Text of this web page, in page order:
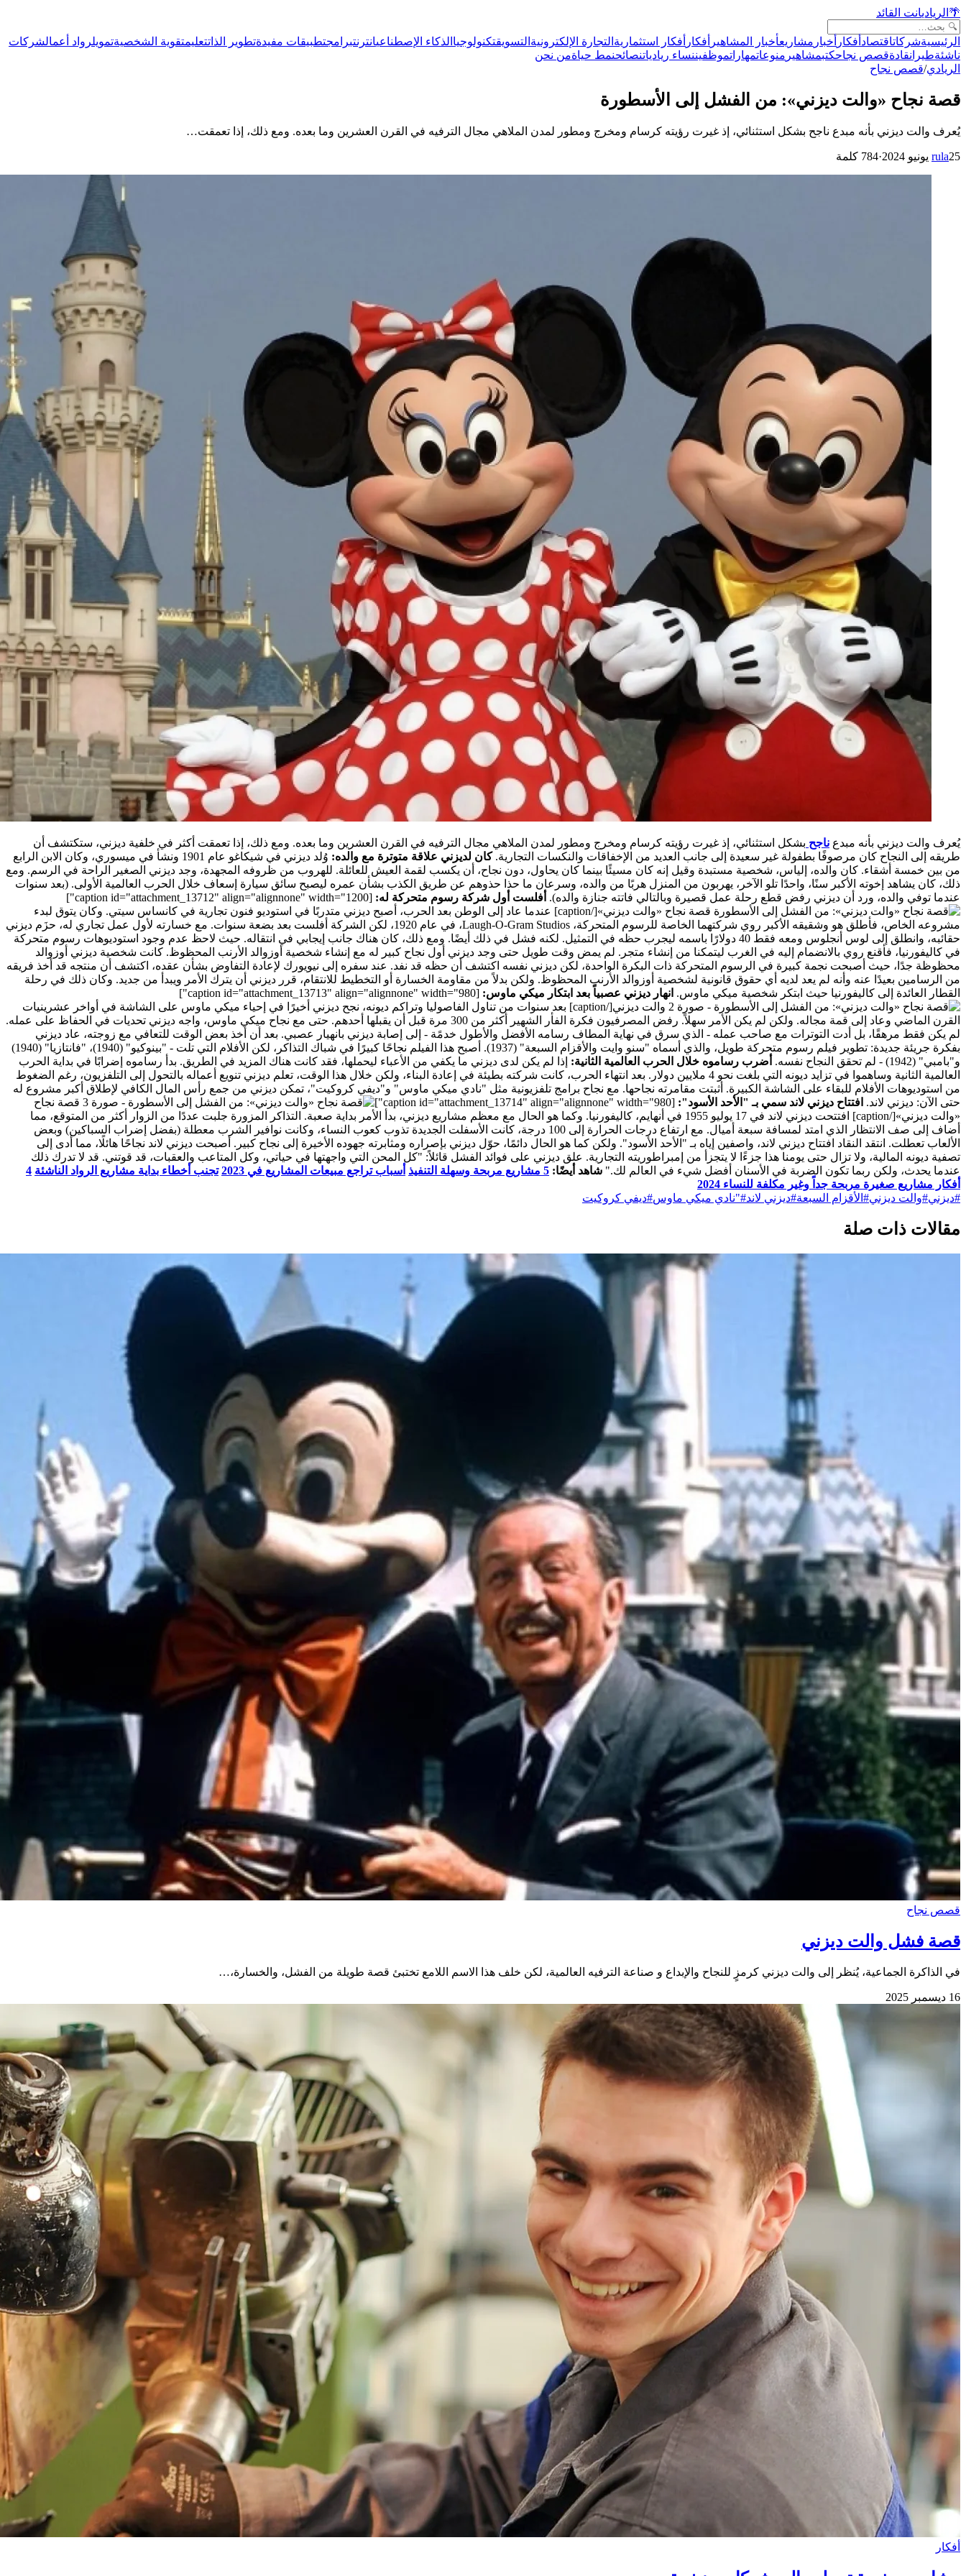
🌴 الرياديانت القائد
الرئيسيةشركاتاقتصاد أفكار أخبار مشاريعأخبار المشاهير أفكار أفكار استثمارية التجارة الإلكترونية التسويقتكنولوجيا الذكاء الإصطناعيانترنتبرامجتطبيقات مفيدةتطوير الذاتتعليمتقوية الشخصيةتمويلرواد أعمالشركات
ناشئةطيرانقادةقصص نجاحكتبمشاهير منوعاتمهاراتموظفيننساء ريادياتنصائحنمط حياةمن نحن
الريادي/قصص نجاح
قصة نجاح «والت ديزني»: من الفشل إلى الأسطورة
يُعرف والت ديزني بأنه مبدع ناجح بشكل استثنائي، إذ غيرت رؤيته كرسام ومخرج ومطور لمدن الملاهي مجال الترفيه في القرن العشرين وما بعده. ومع ذلك، إذا تعمقت…
rula25 يونيو 2024 ·
784 كلمة
يُعرف والت ديزني بأنه مبدع ناجح بشكل استثنائي، إذ غيرت رؤيته كرسام ومخرج ومطور لمدن الملاهي مجال الترفيه في القرن العشرين وما بعده. ومع ذلك، إذا تعمقت أكثر في خلفية ديزني، ستكتشف أن
طريقه إلى النجاح كان مرصوفًا بطفولة غير سعيدة إلى جانب العديد من الإخفاقات والنكسات التجارية. كان لديزني علاقة متوترة مع والده:
وُلد ديزني في شيكاغو عام 1901 ونشأ في ميسوري، وكان الابن الرابع
من بين خمسة أشقاء. كان والده، إلياس، شخصية مستبدة وقيل إنه كان مسيئًا بينما كان يحاول، دون نجاح، أن يكسب لقمة العيش للعائلة. للهروب من ظروفه المجهدة، وجد ديزني الصغير الراحة في الرسم. ومع
ذلك، كان يشاهد إخوته الأكبر سنًا، واحدًا تلو الآخر، يهربون من المنزل هربًا من والده، وسرعان ما حذا حذوهم عن طريق الكذب بشأن عمره ليصبح سائق سيارة إسعاف خلال الحرب العالمية الأولى. (بعد سنوات
عندما توفي والده، ورد أن ديزني رفض قطع رحلة عمل قصيرة وبالتالي فاتته جنازة والده). أفلست أول شركة رسوم متحركة له: [caption id="attachment_13712" align="alignnone" width="1200"]
قصة نجاح «والت ديزني»[/caption]
عندما عاد إلى الوطن بعد الحرب، أصبح ديزني متدربًا في استوديو فنون تجارية في كانساس سيتي. وكان يتوق لبدء
مشروعه الخاص، فأطلق هو وشقيقه الأكبر روي شركتهما الخاصة للرسوم المتحركة، Laugh-O-Gram Studios، في عام 1920، لكن الشركة أفلست بعد بضعة سنوات.
مع خسارته لأول عمل تجاري له، حزَم ديزني
حقائبه، وانطلق إلى لوس أنجلوس ومعه فقط 40 دولارًا باسمه ليجرب حظه في التمثيل. لكنه فشل في ذلك أيضًا. ومع ذلك، كان هناك جانب إيجابي في انتقاله. حيث لاحظ عدم وجود استوديوهات رسوم متحركة
في كاليفورنيا، فأقنع روي بالانضمام إليه في الغرب ليتمكنا من إنشاء متجر. لم يمض وقت طويل حتى وجد ديزني أول نجاح كبير له مع إنشاء شخصية أوزوالد الأرنب المحظوظ. كانت شخصية ديزني أوزوالد
محظوظة جدًا، حيث أصبحت نجمة كبيرة في الرسوم المتحركة ذات البكرة الواحدة، لكن ديزني نفسه اكتشف أن حظه قد نفد. عند سفره إلى نيويورك لإعادة التفاوض بشأن عقده، اكتشف أن منتجه قد أخذ فريقه
من الرسامين بعيدًا عنه وأنه لم يعد لديه أي حقوق قانونية لشخصية أوزوالد الأرنب المحظوظ. ولكن بدلاً من مقاومة الخسارة أو التخطيط للانتقام، قرر ديزني أن يترك الأمر ويبدأ من جديد. وكان ذلك في رحلة
القطار العائدة إلى كاليفورنيا حيث ابتكر شخصية ميكي ماوس. انهار ديزني عصبياً بعد ابتكار ميكي ماوس: [caption id="attachment_13713" align="alignnone" width="980"]
والت ديزني[/caption]
بعد سنوات من تناول الفاصوليا وتراكم ديونه، نجح ديزني أخيرًا في إحياء ميكي ماوس على الشاشة في أواخر عشرينيات
القرن الماضي وعاد إلى قمة مجاله. ولكن لم يكن الأمر سهلاً. رفض المصرفيون فكرة الفأر الشهير أكثر من 300 مرة قبل أن يقبلها أحدهم.
حتى مع نجاح ميكي ماوس، واجه ديزني تحديات في الحفاظ على عمله.
لم يكن فقط مرهقًا، بل أدت التوترات مع صاحب عمله - الذي سرق في نهاية المطاف رسامه الأفضل والأطول خدمًة - إلى إصابة ديزني بانهيار عصبي. بعد أن أخذ بعض الوقت للتعافي مع زوجته، عاد ديزني
بفكرة جريئة جديدة: تطوير فيلم رسوم متحركة طويل، والذي أسماه "سنو وايت والأقزام السبعة" (1937). أصبح هذا الفيلم نجاحًا كبيرًا في شباك التذاكر، لكن الأفلام التي تلت - "بينوكيو" (1940)، "فانتازيا" (1940)
و"بامبي" (1942) - لم تحقق النجاح نفسه.
أضرب رساموه خلال الحرب العالمية الثانية: إذا لم يكن لدى ديزني ما يكفي من الأعباء ليحملها، فقد كانت هناك المزيد في الطريق. بدأ رساموه إضرابًا في بداية الحرب
العالمية الثانية وساهموا في تزايد ديونه التي بلغت نحو 4 ملايين دولار. بعد انتهاء الحرب، كانت شركته بطيئة في إعادة البناء، ولكن خلال هذا الوقت، تعلم ديزني تنويع أعماله بالتحول إلى التلفزيون، رغم الضغوط
من استوديوهات الأفلام للبقاء على الشاشة الكبيرة. أثبتت مقامرته نجاحها. مع نجاح برامج تلفزيونية مثل "نادي ميكي ماوس" و"ديفي كروكيت"، تمكن ديزني من جمع رأس المال الكافي لإطلاق أكبر مشروع له
حتى الآن: ديزني لاند. افتتاح ديزني لاند سمي بـ "الأحد الأسود": [caption id="attachment_13714" align="alignnone" width="980"]
قصة نجاح
«والت ديزني»[/caption]
افتتحت ديزني لاند في 17 يوليو 1955 في أنهايم، كاليفورنيا. وكما هو الحال مع معظم مشاريع ديزني، بدأ الأمر بداية صعبة. التذاكر المزورة جلبت عددًا من الزوار أكثر من المتوقع، مما
أضاف إلى صف الانتظار الذي امتد لمسافة سبعة أميال. مع ارتفاع درجات الحرارة إلى 100 درجة، كانت الأسفلت الجديدة تذوب كعوب النساء، وكانت نوافير الشرب معطلة (بفضل إضراب السباكين) وبعض
الألعاب تعطلت. انتقد النقاد افتتاح ديزني لاند، واصفين إياه بـ "الأحد الأسود". ولكن كما هو الحال دائمًا، حوّل ديزني بإصراره ومثابرته جهوده الأخيرة إلى نجاح كبير. أصبحت ديزني لاند نجاحًا هائلًا، مما أدى إلى
تصفية ديونه المالية، ولا تزال حتى يومنا هذا جزءًا لا يتجزأ من إمبراطوريته التجارية. علق ديزني على فوائد الفشل قائلاً: "كل المحن التي واجهتها في حياتي، وكل المتاعب والعقبات، قد قوتني. قد لا تدرك ذلك
عندما يحدث، ولكن ربما تكون الضربة في الأسنان أفضل شيء في العالم لك." شاهد أيضًا: 5 مشاريع مربحة وسهلة التنفيذ أسباب تراجع مبيعات المشاريع في 2023 تجنب أخطاء بداية مشاريع الرواد الناشئة 4
أفكار مشاريع صغيرة مربحة جداً وغير مكلفة للنساء 2024
#ديزني#والت ديزني# الأقزام السبعة#ديزني لاند#"نادي ميكي ماوس#ديفي كروكيت
مقالات ذات صلة
قصص نجاح
قصة فشل والت ديزني
في الذاكرة الجماعية، يُنظر إلى والت ديزني كرمزٍ للنجاح والإبداع و صناعة الترفيه العالمية، لكن خلف هذا الاسم اللامع تختبئ قصة طويلة من الفشل، والخسارة،…
16 ديسمبر 2025
أفكار